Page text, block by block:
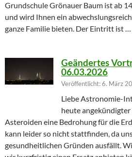
Grundschule Grönauer Baum ist ab
und wird Ihnen ein
ganze Familie bieten. Der Eintritt ist …
Geändertes
06.03.2026
Veröffentlicht: 6. März
Liebe Astronomie-
heute angekündigter
Asteroiden eine Bedrohung für die
kann leider so nicht stattfinden, da
gesundheitlichen Gründen ausfällt.